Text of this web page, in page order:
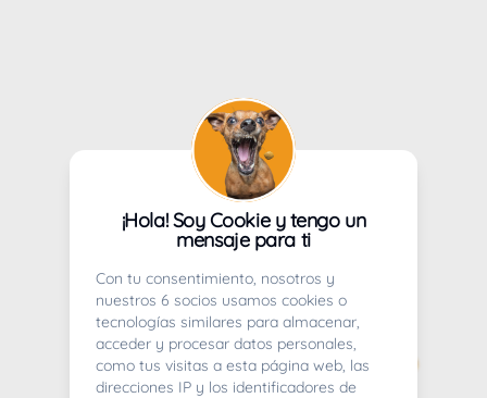
¡Hola! Soy Cookie y tengo un
mensaje para ti
Con tu consentimiento, nosotros y
nuestros 6 socios usamos cookies o
tecnologías similares para almacenar,
acceder y procesar datos personales,
como tus visitas a esta página web, las
direcciones IP y los identificadores de